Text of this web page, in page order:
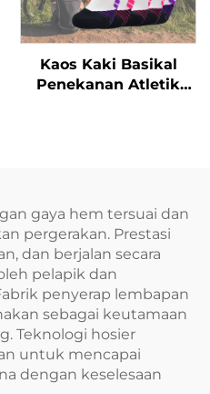
Kaos Kaki Basikal
Penekanan Atletik
gaya hem tersuai dan
pergerakan. Prestasi
dan berjalan secara
pelapik dan
penyerap lembapan
sebagai keutamaan
Teknologi hosier
untuk mencapai
dengan keselesaan